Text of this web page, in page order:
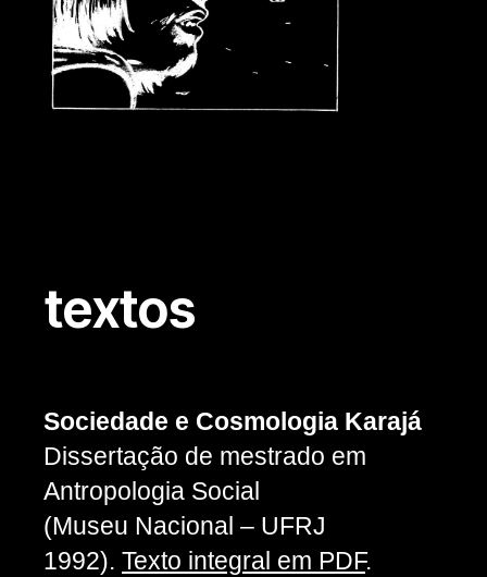
textos
Sociedade e Cosmologia Karajá
Dissertação de mestrado em
Antropologia Social
(Museu Nacional – UFRJ
1992). Texto integral em PDF.